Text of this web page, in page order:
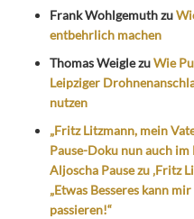
Frank Wohlgemuthzu
entbehrlich machen
Thomas WeiglezuWie
Leipziger
nutzen
„Fritz Litzmann, mein
Pause-Doku nun auch
Aljoscha Pause zu ‚Fritz
„Etwas Besseres kann
passieren!“